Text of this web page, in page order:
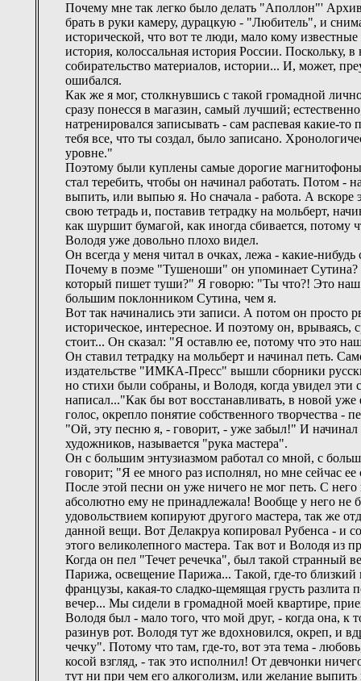
Почему мне так легко было делать "Аполлон"'
брать в руки камеру, дурацкую - "Любитель", и
исторической, что вот те люди, мало кому
история, колоссальная история России. Поскольку,
собирательство материалов, истории... И, может,
ошибался.
Как же я мог, столкнувшись с такой громадной
сразу понесся в магазин, самый лучший;
натренировался записывать - сам распевая какие-
тебя все, что ты создал, было записано.
уровне."
Поэтому были куплены самые дорогие
стал теребить, чтобы он начинал работать. Потом
выпить, или выпью я. Но сначала - работа. А
свою тетрадь и, поставив тетрадку на мольберт,
как шуршит бумагой, как иногда сбивается, потому
Володя уже довольно плохо видел.
Он всегда у меня читал в очках, лежа - какие-
Почему в поэме "Тушеноши" он упоминает Сутина?
который пишет туши?" Я говорю: "Ты что?! Это наш
большим поклонником Сутина, чем я.
Вот так начинались эти записи. А потом он просто
историческое, интересное. И поэтому он, врываясь,
стоит... Он сказал: "Я оставлю ее, потому что это
Он ставил тетрадку на мольберт и начинал петь.
издательстве "ИМКА-Пресс" вышли сборники
но стихи были собраны, и Володя, когда увидел эти
написал..."Как бы вот восстанавливать, в новой
голос, окрепло понятие собственного творчества -
"Ой, эту песню я, - говорит, - уже забыл!" И
художников, называется "рука мастера".
Он с большим энтузиазмом работал со мной, с
говорит; "Я ее много раз исполнял, но мне сейчас
После этой песни он уже ничего не мог петь. С
абсолютно ему не принадлежала! Вообще у него не
удовольствием копируют другого мастера, так же
данной вещи. Вот Делакруа копировал Рубенса - и
этого великолепного мастера. Так вот и Володя из
Когда он пел "Течет речечка", был такой странный
Парижа, освещение Парижа... Такой, где-то близкий
французы, какая-то сладко-щемящая грусть
вечер... Мы сидели в громадной моей квартире,
Володя был - мало того, что мой друг, - когда она, к
разинув рот. Володя тут же вдохновился, окреп, и
чечку". Потому что там, где-то, вот эта тема -
косой взгляд, - так это исполнил! От девчонки
тут ни при чем его алкоголизм, или желание выпить